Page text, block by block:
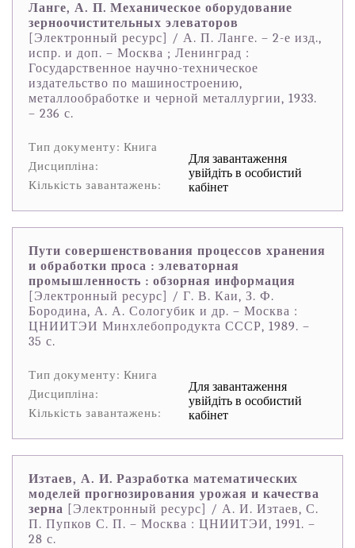
Ланге, А. П. Механическое оборудование
зерноочистительных элеваторов
[Электронный ресурс] / А. П. Ланге. – 2-е изд.,
испр. и доп. – Москва ; Ленинград :
Государственное научно-техническое
издательство по машиностроению,
металлообработке и черной металлургии, 1933.
– 236 с.
Тип документу: Книга
Дисципліна:
Кількість завантажень:
Для завантаження
увійдіть в особистий
кабінет
Пути совершенствования процессов хранения
и обработки проса : элеваторная
промышленность : обзорная информация
[Электронный ресурс] / Г. В. Каи, З. Ф.
Бородина, А. А. Сологубик и др. – Москва :
ЦНИИТЭИ Минхлебопродукта СССР, 1989. –
35 с.
Тип документу: Книга
Дисципліна:
Кількість завантажень:
Для завантаження
увійдіть в особистий
кабінет
Изтаев, А. И. Разработка математических
моделей прогнозирования урожая и качества
зерна [Электронный ресурс] / А. И. Изтаев, С.
П. Пупков С. П. – Москва : ЦНИИТЭИ, 1991. –
28 с.